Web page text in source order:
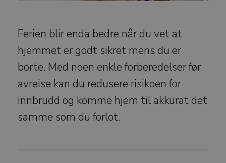
Ferien blir enda bedre når du vet at
hjemmet er godt sikret mens du er
borte. Med noen enkle forberedelser før
avreise kan du redusere risikoen for
innbrudd og komme hjem til akkurat det
samme som du forlot.